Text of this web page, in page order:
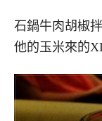
石鍋牛肉胡椒
他的玉米來的